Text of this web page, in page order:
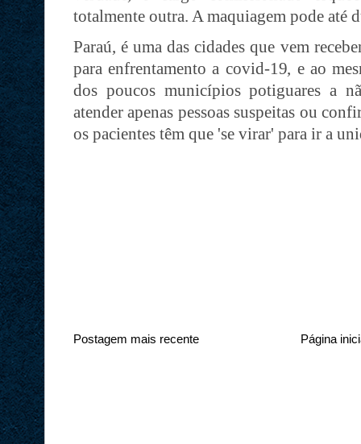
totalmente outra. A maquiagem pode até
Paraú, é uma das cidades que vem
para enfrentamento a covid-19, e ao
dos poucos municípios potiguares a
atender apenas pessoas suspeitas ou
os pacientes têm que 'se virar' para ir a
Postagem mais recente Página